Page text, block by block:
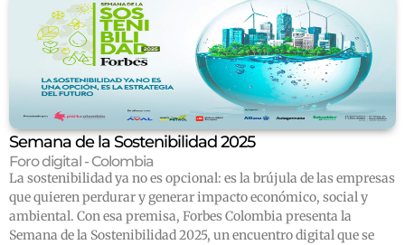
Semana de la Sostenibilidad 2025
Foro digital - Colombia
La sostenibilidad ya no es opcional: es la brújula de las empresas
que quieren perdurar y generar impacto económico, social y
ambiental. Con esa premisa, Forbes Colombia presenta la
Semana de la Sostenibilidad 2025, un encuentro digital que se